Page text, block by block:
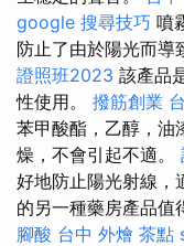
google 搜尋技巧 噴
防止了由於陽光而導
證照班2023 該產品
性使用。 撥筋創業
苯甲酸酯，乙醇，油
燥，不會引起不適。
好地防止陽光射線，
的另一種藥房產品值
腳酸 台中 外燴 茶點